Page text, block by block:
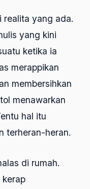
realita yang ada.
yang kini
ketika ia
merappikan
membersihkan
menawarkan
hal itu
terheran-heran.
di rumah.
kerap